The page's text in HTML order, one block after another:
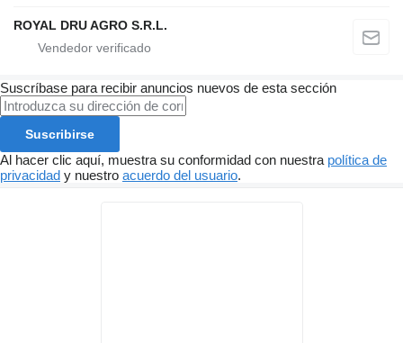
ROYAL DRU AGRO S.R.L.
Suscríbase para recibir anuncios nuevos de esta sección
Suscribirse
Al hacer clic aquí, muestra su conformidad con nuestra política de
privacidad y nuestro acuerdo del usuario.